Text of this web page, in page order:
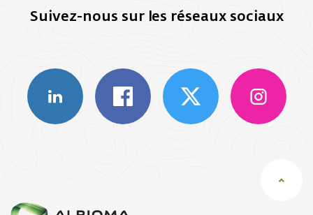
Suivez-nous sur les réseaux sociaux